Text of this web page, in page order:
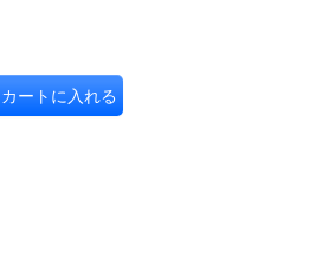
カートに入れる